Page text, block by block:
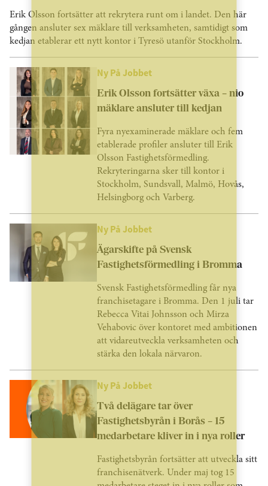
Erik Olsson fortsätter att rekrytera runt om i landet. Den här
gången ansluter sex mäklare till verksamheten, samtidigt som
kedjan etablerar ett nytt kontor i Tyresö utanför Stockholm.
Ny På Jobbet
Erik Olsson fortsätter växa – nio
mäklare ansluter till kedjan
Fyra nyexaminerade mäklare och fem
etablerade profiler ansluter till Erik
Olsson Fastighetsförmedling.
Rekryteringarna sker till kontor i
Stockholm, Sundsvall, Malmö, Hovås,
Helsingborg och Varberg.
Ny På Jobbet
Ägarskifte på Svensk
Fastighetsförmedling i Bromma
Svensk Fastighetsförmedling får nya
franchisetagare i Bromma. Den 1 juli tar
Rebecca Vitai Johnsson och Mirza
Vehabovic över kontoret med ambitionen
att vidareutveckla verksamheten och
stärka den lokala närvaron.
Ny På Jobbet
Två delägare tar över
Fastighetsbyrån i Borås – 15
medarbetare kliver in i nya roller
Fastighetsbyrån fortsätter att utveckla sitt
franchisenätverk. Under maj tog 15